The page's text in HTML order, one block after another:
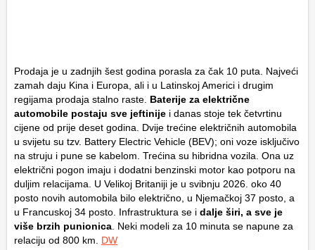
Prodaja je u zadnjih šest godina porasla za čak 10 puta. Najveći
zamah daju Kina i Europa, ali i u Latinskoj Americi i drugim
regijama prodaja stalno raste. Baterije za električne
automobile postaju sve jeftinije i danas stoje tek četvrtinu
cijene od prije deset godina. Dvije trećine električnih automobila
u svijetu su tzv. Battery Electric Vehicle (BEV); oni voze isključivo
na struju i pune se kabelom. Trećina su hibridna vozila. Ona uz
električni pogon imaju i dodatni benzinski motor kao potporu na
duljim relacijama. U Velikoj Britaniji je u svibnju 2026. oko 40
posto novih automobila bilo električno, u Njemačkoj 37 posto, a
u Francuskoj 34 posto. Infrastruktura se i dalje širi, a sve je
više brzih punionica . Neki modeli za 10 minuta se napune za
relaciju od 800 km. DW